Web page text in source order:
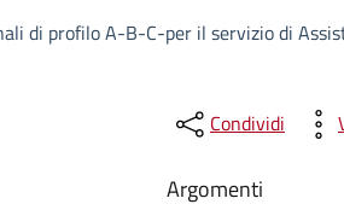
di profilo A-B-C-per il servizio di
Condividi
Argomenti